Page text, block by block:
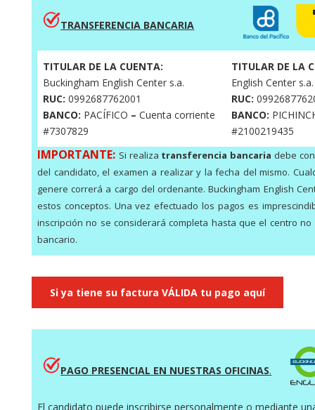
TRANSFERENCIA BANCARIA
TITULAR DE LA CUENTA:
Buckingham English Center s.a.
RUC: 0992687762001
BANCO: PACÍFICO – Cuenta corriente
#7307829
TITULAR DE LA
English Center s.a.
RUC:
BANCO:
#2100219435
IMPORTANTE: Si realiza transferencia bancaria debe
del candidato, el examen a realizar y la fecha del mismo.
genere correrá a cargo del ordenante. Buckingham English
estos conceptos. Una vez efectuado los pagos es
inscripción no se considerará completa hasta que el centro
bancario.
Si ya tiene su factura VÁLIDA tu pago aquí
PAGO PRESENCIAL EN NUESTRAS OFICINAS.
El candidato puede inscribirse personalmente o mediante